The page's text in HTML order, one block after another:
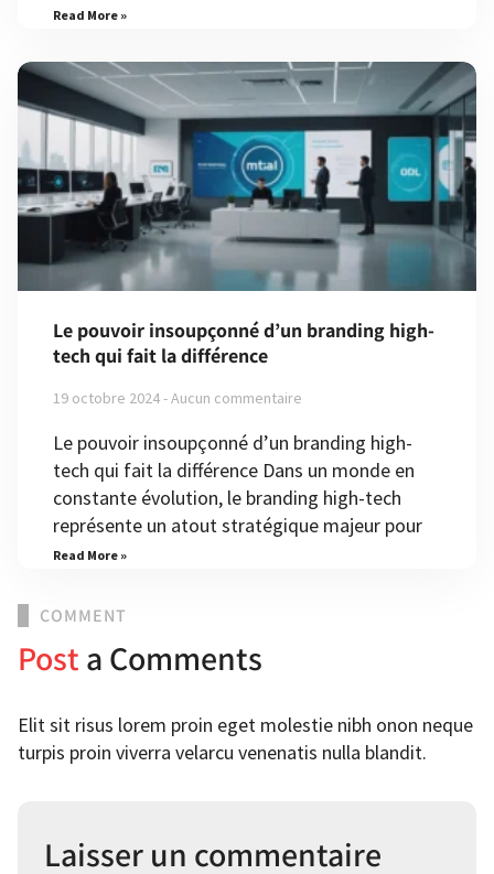
Read More »
Le pouvoir insoupçonné d’un branding high-
tech qui fait la différence
19 octobre 2024 Aucun commentaire
Le pouvoir insoupçonné d’un branding high-
tech qui fait la différence Dans un monde en
constante évolution, le branding high-tech
représente un atout stratégique majeur pour
Read More »
COMMENT
Post a Comments
Elit sit risus lorem proin eget molestie nibh onon neque
turpis proin viverra velarcu venenatis nulla blandit.
Laisser un commentaire